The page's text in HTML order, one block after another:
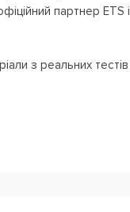
партнер ETS і
з реальних тестів